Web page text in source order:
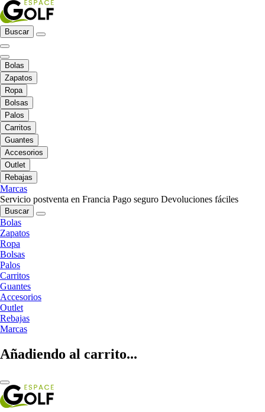
Buscar
Bolas
Zapatos
Ropa
Bolsas
Palos
Carritos
Guantes
Accesorios
Outlet
Rebajas
Marcas
Servicio postventa en Francia Pago seguro Devoluciones fáciles
Buscar
Bolas
Zapatos
Ropa
Bolsas
Palos
Carritos
Guantes
Accesorios
Outlet
Rebajas
Marcas
Añadiendo al carrito...